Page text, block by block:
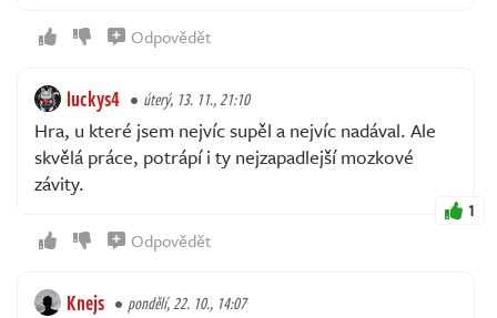
Odpovědět
luckys4 úterý, 13. 11., 21:10
Hra, u které jsem nejvíc supěl a nejvíc nadával. Ale
skvělá práce, potrápí i ty nejzapadlejší mozkové
závity.
1
Odpovědět
Knejs pondělí, 22. 10., 14:07